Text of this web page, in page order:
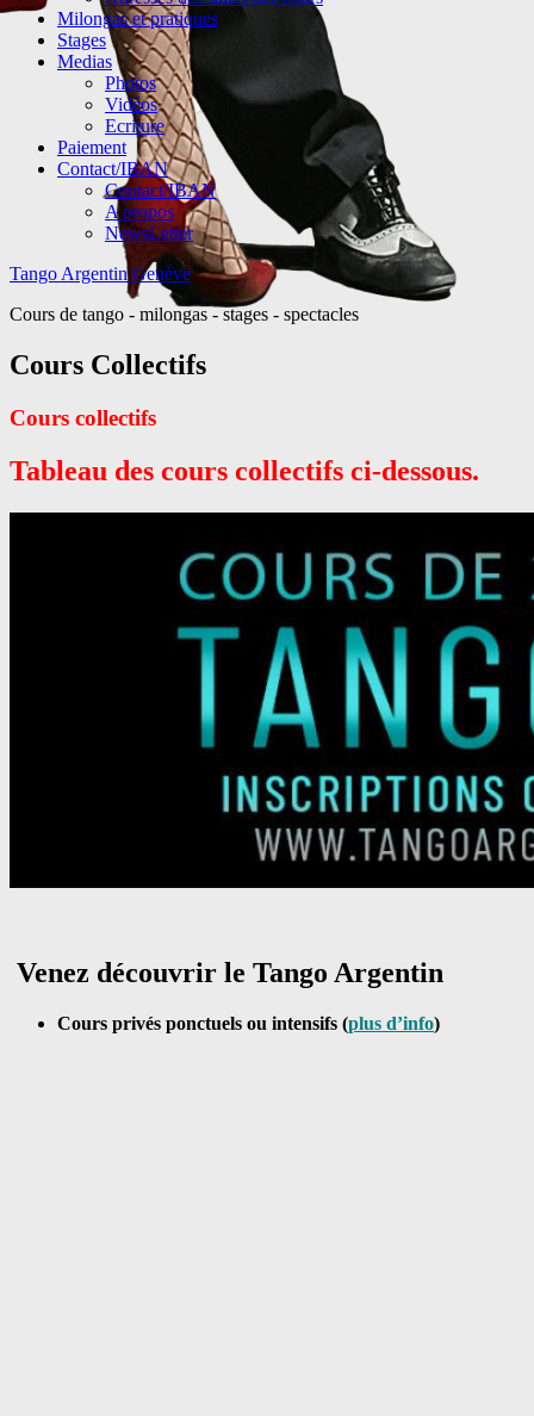
Milongas et pratiques
Stages
Medias
Photos
Vidéos
Ecriture
Paiement
Contact/IBAN
Contact/IBAN
A propos
NewsLetter
Tango Argentin Genève
Cours de tango - milongas - stages - spectacles
Cours Collectifs
Cours collectifs
Tableau des cours collectifs ci-dessous.
Venez découvrir le Tango Argentin
Cours privés ponctuels ou intensifs (plus d’info)